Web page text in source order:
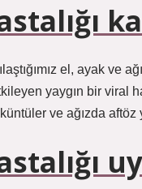
el, ayak ve
yaygın bir viral
ve ağızda aftöz